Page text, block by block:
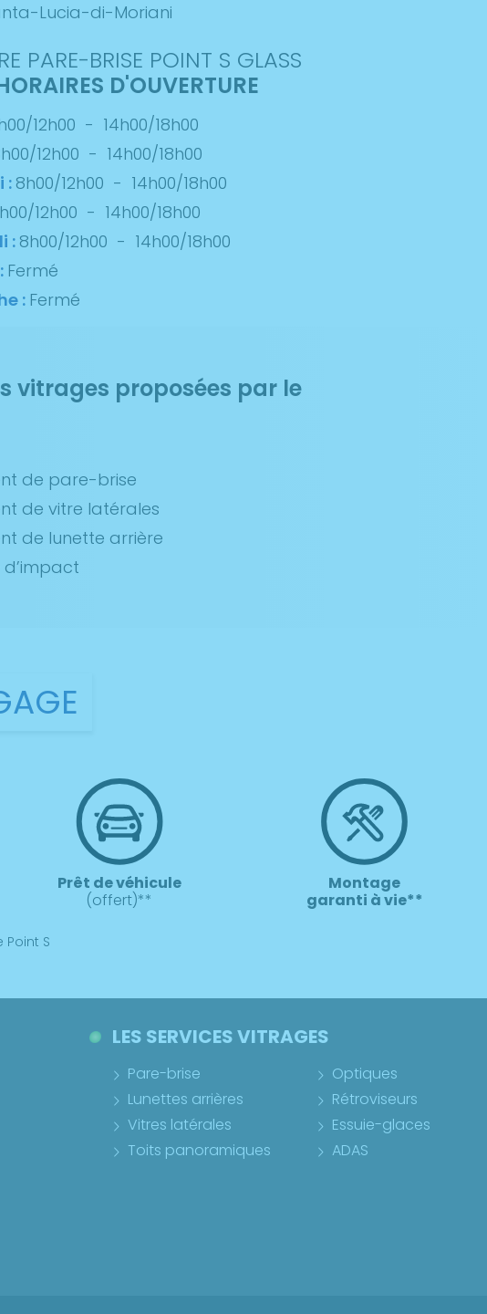
Lucia-di-Moriani
PARE-BRISE POINT S GLASS
D'OUVERTURE
12h00 - 14h00/18h00
12h00 - 14h00/18h00
:8h00/12h00 - 14h00/18h00
12h00 - 14h00/18h00
: 8h00/12h00 - 14h00/18h00
Fermé
: Fermé
vitrages proposées par le
de pare-brise
de vitre latérales
de lunette arrière
Prêt de véhicule
(offert)**
Montage
garanti à vie**
S
LES SERVICES VITRAGES
Pare-brise
Lunettes arrières
Vitres latérales
Toits panoramiques
Optiques
Rétroviseurs
Essuie-glaces
ADAS